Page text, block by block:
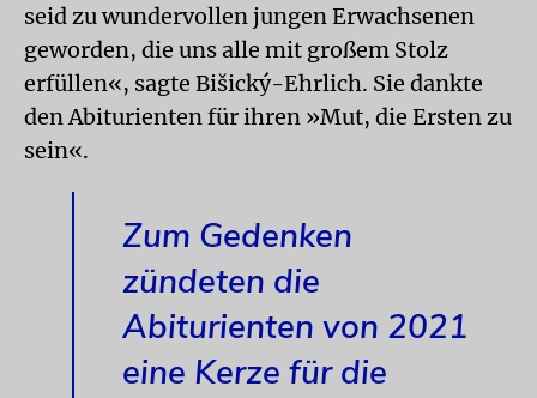
seid zu wundervollen jungen Erwachsenen
geworden, die uns alle mit großem Stolz
erfüllen«, sagte Bišický-Ehrlich. Sie dankte
den Abiturienten für ihren »Mut, die Ersten zu
sein«.
Zum Gedenken
zündeten die
Abiturienten von 2021
eine Kerze für die